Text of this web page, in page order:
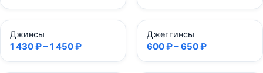
Джинсы
1 430 ₽ – 1 450 ₽
Джеггинсы
600 ₽ – 650 ₽